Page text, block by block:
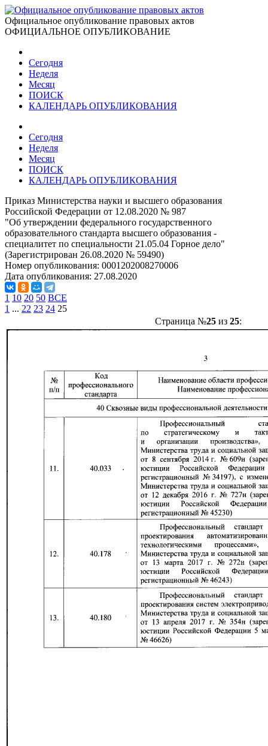
Официальное опубликование правовых актов
ОФИЦИАЛЬНОЕ ОПУБЛИКОВАНИЕ
Сегодня
Неделя
Месяц
ПОИСК
КАЛЕНДАРЬ ОПУБЛИКОВАНИЯ
Сегодня
Неделя
Месяц
ПОИСК
КАЛЕНДАРЬ ОПУБЛИКОВАНИЯ
Приказ Министерства науки и высшего образования
Российской Федерации от 12.08.2020 № 987
"Об утверждении федерального государственного
образовательного стандарта высшего образования -
специалитет по специальности 21.05.04 Горное дело"
(Зарегистрирован 26.08.2020 № 59490)
Номер опубликования: 0001202008270006
Дата опубликования: 27.08.2020
1 10 20 50 ВСЕ
1 ... 22 23 24 25
Страница №25из 25: